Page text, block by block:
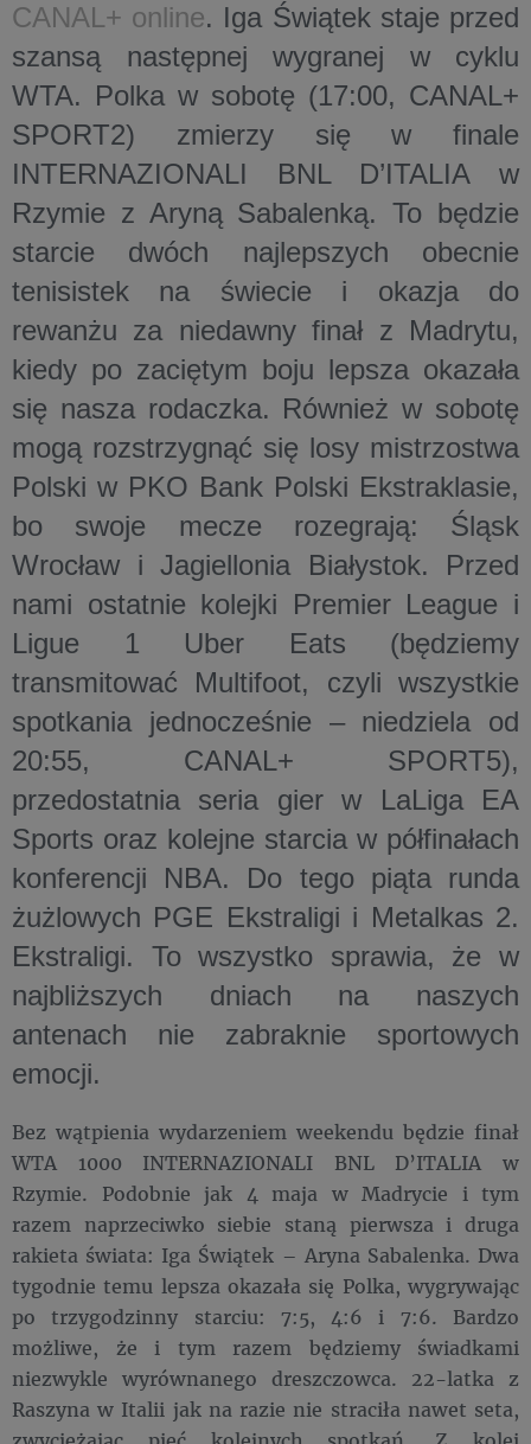
CANAL+ online. Iga Świątek staje przed
szansą następnej wygranej w cyklu
WTA. Polka w sobotę (17:00, CANAL+
SPORT2) zmierzy się w finale
INTERNAZIONALI BNL D’ITALIA w
Rzymie z Aryną Sabalenką. To będzie
starcie dwóch najlepszych obecnie
tenisistek na świecie i okazja do
rewanżu za niedawny finał z Madrytu,
kiedy po zaciętym boju lepsza okazała
się nasza rodaczka. Również w sobotę
mogą rozstrzygnąć się losy mistrzostwa
Polski w PKO Bank Polski Ekstraklasie,
bo swoje mecze rozegrają: Śląsk
Wrocław i Jagiellonia Białystok. Przed
nami ostatnie kolejki Premier League i
Ligue 1 Uber Eats (będziemy
transmitować Multifoot, czyli wszystkie
spotkania jednocześnie – niedziela od
20:55, CANAL+ SPORT5),
przedostatnia seria gier w LaLiga EA
Sports oraz kolejne starcia w półfinałach
konferencji NBA. Do tego piąta runda
żużlowych PGE Ekstraligi i Metalkas 2.
Ekstraligi. To wszystko sprawia, że w
najbliższych dniach na naszych
antenach nie zabraknie sportowych
emocji.
Bez wątpienia wydarzeniem weekendu będzie finał
WTA 1000 INTERNAZIONALI BNL D’ITALIA w
Rzymie. Podobnie jak 4 maja w Madrycie i tym
razem naprzeciwko siebie staną pierwsza i druga
rakieta świata: Iga Świątek – Aryna Sabalenka. Dwa
tygodnie temu lepsza okazała się Polka, wygrywając
po trzygodzinny starciu: 7:5, 4:6 i 7:6. Bardzo
możliwe, że i tym razem będziemy świadkami
niezwykle wyrównanego dreszczowca. 22-latka z
Raszyna w Italii jak na razie nie straciła nawet seta,